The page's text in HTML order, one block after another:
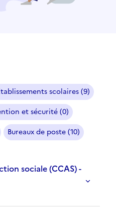
scolaires (9)
et sécurité (0)
Bureaux de poste (10)